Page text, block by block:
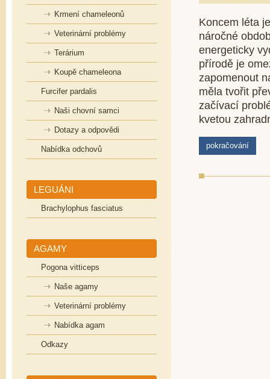
Krmení chameleonů
Veterinární problémy
Terárium
Koupě chameleona
Furcifer pardalis
Naši chovní samci
Dotazy a odpovědi
Nabídka odchovů
LEGUÁNI
Brachylophus fasciatus
AGAMY
Pogona vitticeps
Naše agamy
Veterinární problémy
Nabídka agam
Odkazy
Koncem léta
náročné
energeticky
přírodě je
zapomenout
měla tvořit
začívací
kvetou
pokračování